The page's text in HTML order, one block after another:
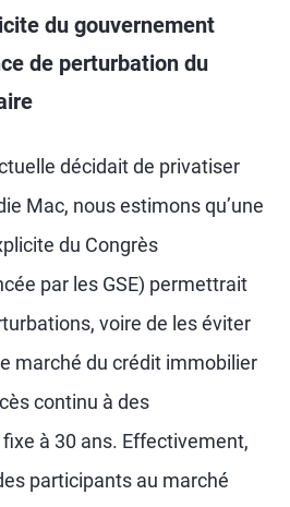
du gouvernement
de perturbation du
décidait de privatiser
Mac, nous estimons qu’une
du Congrès
par les GSE) permettrait
voire de les éviter
marché du crédit immobilier
continu à des
à 30 ans. Effectivement,
participants au marché